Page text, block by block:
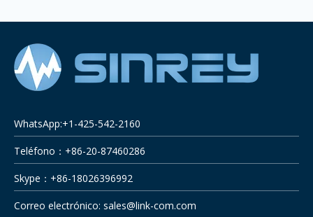
WhatsApp:+1-425-542-2160
Teléfono：+86-20-87460286
Skype：+86-18026396992
Correo electrónico: sales@link-com.com